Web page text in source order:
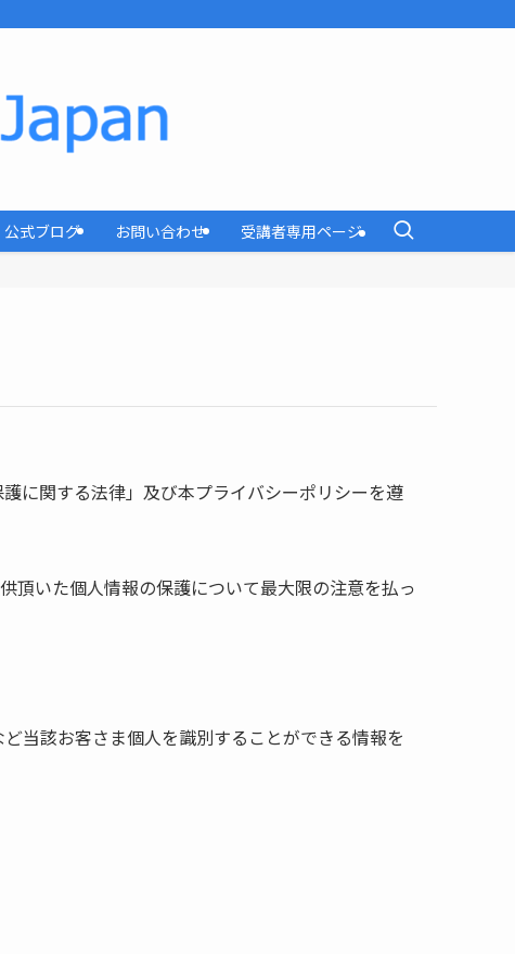
公式ブログ お問い合わせ 受講者専用ページ
に関する法律」及び本プライバシーポリシーを遵
頂いた個人情報の保護について最大限の注意を払っ
当該お客さま個人を識別することができる情報を